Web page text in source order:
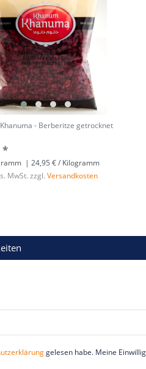
- Berberitze getrocknet
*
| 24,95 € / Kilogramm
MwSt. zzgl.Versandkosten
gelesen habe. Meine